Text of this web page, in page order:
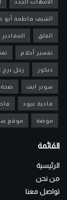
الأمهات الجدد
الشيف فاطمة أبو
القلق المقادير
تفسير أحلام
ديكور رجل برج
سوبر ايف صحة
فادية عبود
موضة موقع
القائمة
الرئيسية
من نحن
تواصل معنا